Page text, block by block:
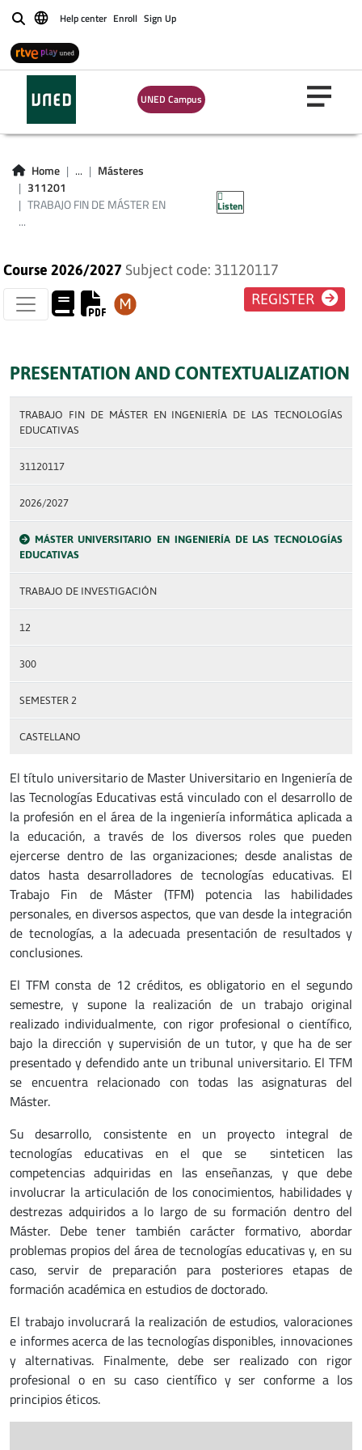
BuscarHelp center Enroll Sign Up
UNED Campus
Home ...
Másteres
311201
TRABAJO FIN DE MÁSTER EN
...
Listen
TRABAJO FIN DE
MÁSTER EN
INGENIERÍA DE LAS
TECNOLOGÍAS
EDUCATIVAS
Course 2026/2027 Subject code: 31120117
REGISTER
PRESENTATION AND CONTEXTUALIZATION
TRABAJO FIN DE MÁSTER EN INGENIERÍA DE LAS TECNOLOGÍAS
EDUCATIVAS
31120117
2026/2027
MÁSTER UNIVERSITARIO EN INGENIERÍA DE LAS TECNOLOGÍAS
EDUCATIVAS
TRABAJO DE INVESTIGACIÓN
12
300
SEMESTER 2
CASTELLANO
El título universitario de Master Universitario en Ingeniería de
las Tecnologías Educativas está vinculado con el desarrollo de
la profesión en el área de la ingeniería informática aplicada a
la educación, a través de los diversos roles que pueden
ejercerse dentro de las organizaciones; desde analistas de
datos hasta desarrolladores de tecnologías educativas. El
Trabajo Fin de Máster (TFM) potencia las habilidades
personales, en diversos aspectos, que van desde la integración
de tecnologías, a la adecuada presentación de resultados y
conclusiones.
El TFM consta de 12 créditos, es obligatorio en el segundo
semestre, y supone la realización de un trabajo original
realizado individualmente, con rigor profesional o científico,
bajo la dirección y supervisión de un tutor, y que ha de ser
presentado y defendido ante un tribunal universitario. El TFM
se encuentra relacionado con todas las asignaturas del
Máster.
Su desarrollo, consistente en un proyecto integral de
tecnologías educativas en el que se sinteticen las
competencias adquiridas en las enseñanzas, y que debe
involucrar la articulación de los conocimientos, habilidades y
destrezas adquiridos a lo largo de su formación dentro del
Máster. Debe tener también carácter formativo, abordar
problemas propios del área de tecnologías educativas y, en su
caso, servir de preparación para posteriores etapas de
formación académica en estudios de doctorado.
El trabajo involucrará la realización de estudios, valoraciones
e informes acerca de las tecnologías disponibles, innovaciones
y alternativas. Finalmente, debe ser realizado con rigor
profesional o en su caso científico y ser conforme a los
principios éticos.